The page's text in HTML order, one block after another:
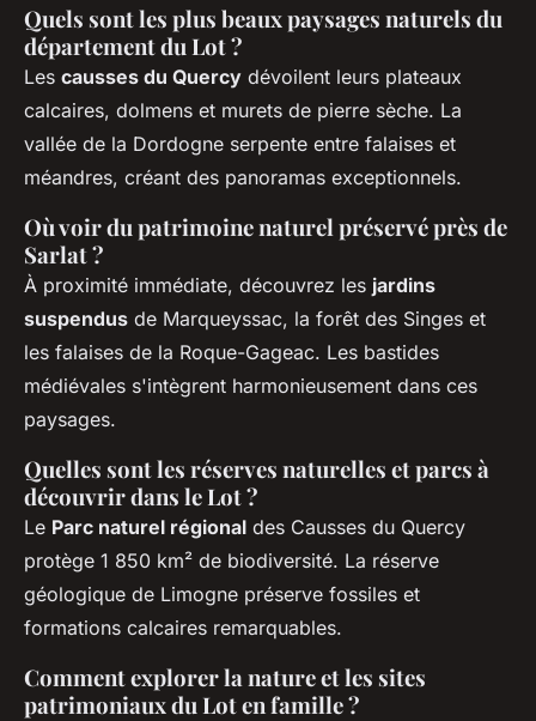
Quels sont les plus beaux paysages naturels du
département du Lot ?
Les causses du Quercy dévoilent leurs plateaux
calcaires, dolmens et murets de pierre sèche. La
vallée de la Dordogne serpente entre falaises et
méandres, créant des panoramas exceptionnels.
Où voir du patrimoine naturel préservé près de
Sarlat ?
À proximité immédiate, découvrez les jardins
suspendus de Marqueyssac, la forêt des Singes et
les falaises de la Roque-Gageac. Les bastides
médiévales s'intègrent harmonieusement dans ces
paysages.
Quelles sont les réserves naturelles et parcs à
découvrir dans le Lot ?
Le Parc naturel régional des Causses du Quercy
protège 1 850 km² de biodiversité. La réserve
géologique de Limogne préserve fossiles et
formations calcaires remarquables.
Comment explorer la nature et les sites
patrimoniaux du Lot en famille ?